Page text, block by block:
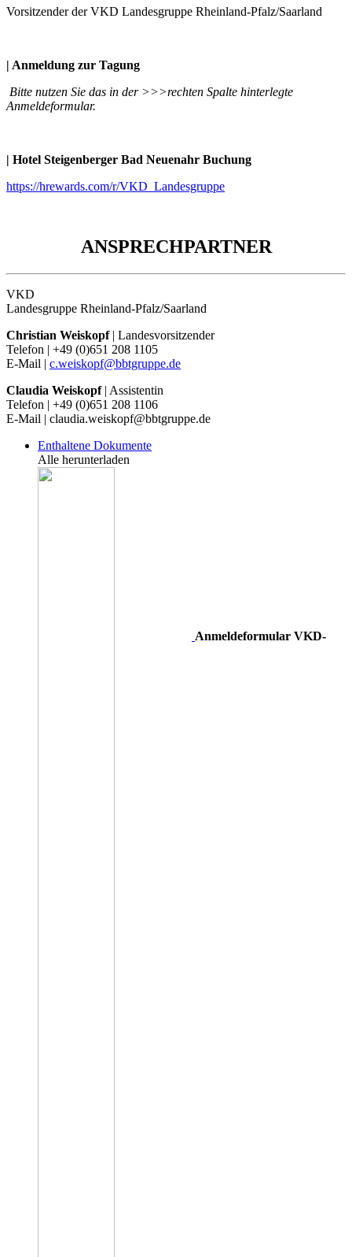
Vorsitzender der VKD Landesgruppe Rheinland-Pfalz/Saarland
| Anmeldung zur Tagung
Bitte nutzen Sie das in der >>>rechten Spalte hinterlegte
Anmeldeformular.
| Hotel Steigenberger Bad Neuenahr Buchung
https://hrewards.com/r/VKD_Landesgruppe
ANSPRECHPARTNER
VKD
Landesgruppe Rheinland-Pfalz/Saarland
Christian Weiskopf| Landesvorsitzender
Telefon | +49 (0)651 208 1105
E-Mail | c.weiskopf@bbtgruppe.de
Claudia Weiskopf| Assistentin
Telefon | +49 (0)651 208 1106
E-Mail | claudia.weiskopf@bbtgruppe.de
Enthaltene Dokumente
Alle herunterladen
Anmeldeformular VKD-